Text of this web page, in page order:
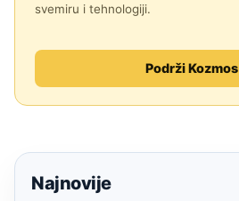
svemiru i tehnologiji.
Podrži Kozmos
Najnovije